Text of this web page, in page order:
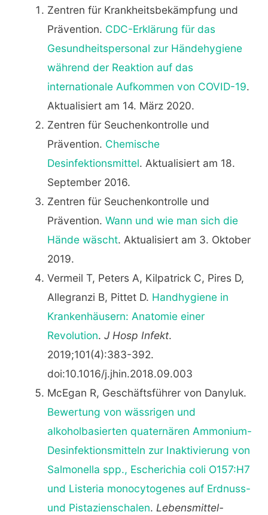
Zentren für Krankheitsbekämpfung und
Prävention. CDC-Erklärung für das
Gesundheitspersonal zur Händehygiene
während der Reaktion auf das
internationale Aufkommen von COVID-19.
Aktualisiert am 14. März 2020.
Zentren für Seuchenkontrolle und
Prävention. Chemische
Desinfektionsmittel. Aktualisiert am 18.
September 2016.
Zentren für Seuchenkontrolle und
Prävention. Wann und wie man sich die
Hände wäscht. Aktualisiert am 3. Oktober
2019.
Vermeil T, Peters A, Kilpatrick C, Pires D,
Allegranzi B, Pittet D. Handhygiene in
Krankenhäusern: Anatomie einer
Revolution. J Hosp Infekt.
2019;101(4):383-392.
doi:10.1016/j.jhin.2018.09.003
McEgan R, Geschäftsführer von Danyluk.
Bewertung von wässrigen und
alkoholbasierten quaternären Ammonium-
Desinfektionsmitteln zur Inaktivierung von
Salmonella spp., Escherichia coli O157:H7
und Listeria monocytogenes auf Erdnuss-
und Pistazienschalen. Lebensmittel-